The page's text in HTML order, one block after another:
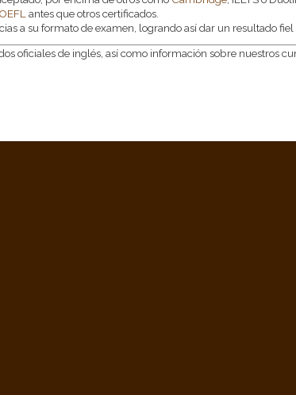
antes que otros certificados.
a su formato de examen, logrando así dar un resultado
oficiales de inglés, así como información sobre nuestros